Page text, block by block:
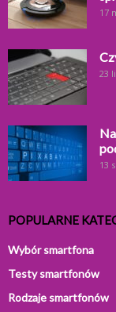
17
23
13
POPULARNE
Wybór smartfona
Testy smartfonów
Rodzaje smartfonów